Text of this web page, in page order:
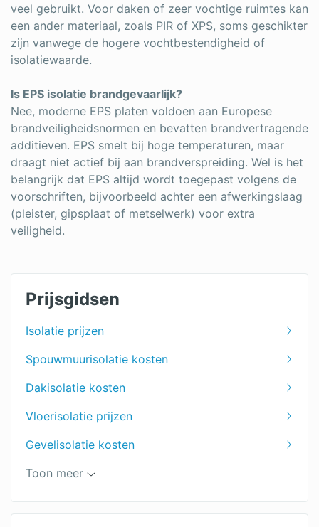
veel gebruikt. Voor daken of zeer vochtige ruimtes kan
een ander materiaal, zoals PIR of XPS, soms geschikter
zijn vanwege de hogere vochtbestendigheid of
isolatiewaarde.
Is EPS isolatie brandgevaarlijk?
Nee, moderne EPS platen voldoen aan Europese
brandveiligheidsnormen en bevatten brandvertragende
additieven. EPS smelt bij hoge temperaturen, maar
draagt niet actief bij aan brandverspreiding. Wel is het
belangrijk dat EPS altijd wordt toegepast volgens de
voorschriften, bijvoorbeeld achter een afwerkingslaag
(pleister, gipsplaat of metselwerk) voor extra
veiligheid.
Prijsgidsen
Isolatie prijzen
Spouwmuurisolatie kosten
Dakisolatie kosten
Vloerisolatie prijzen
Gevelisolatie kosten
Kruipruimte isoleren kosten
Toon meer